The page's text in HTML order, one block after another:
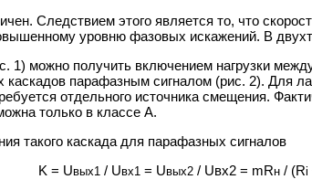
Следствием этого является то, что
уровню фазовых искажений. В
1) можно получить включением нагрузки
каскадов парафазным сигналом (рис. 2).
отдельного источника смещения.
только в классе А.
такого каскада для парафазных сигналов
K = Uвых1 / Uвх1 = Uвых2 / Uвх2 = mRн / (Ri